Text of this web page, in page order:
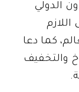
الدولي
كما دعا
والتخفيف